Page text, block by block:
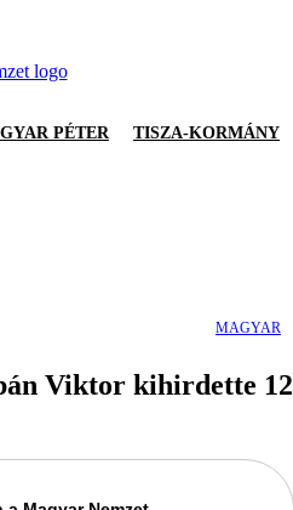
PÉTER TISZA-KORMÁNY
MAGYAR
Viktor kihirdette 12